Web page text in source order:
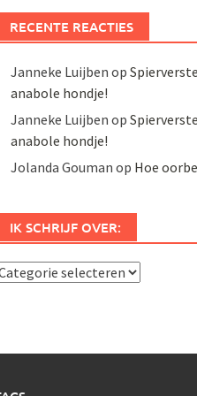
RECENTE REACTIES
Janneke Luijben op
anabole hondje!
Janneke Luijben op
anabole hondje!
Jolanda Gouman op Hoe
IK SCHRIJF OVER: